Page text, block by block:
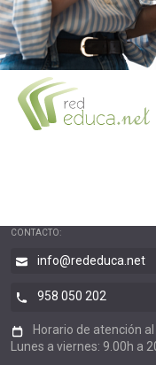
CONTACTO:
info@rededuca.net
958 050 202
Horario de atención
Lunes a viernes: 9.00h a